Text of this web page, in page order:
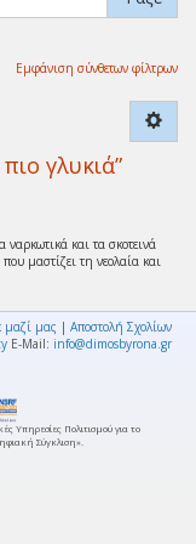
Εμφάνιση σύνθετων φίλτρων
γλυκιά”
ναρκωτικά και τα σκοτεινά
μαστίζει τη νεολαία και
μαζί μας | Αποστολή Σχολίων
E-Mail: info@dimosbyrona.gr
Υπηρεσίες Πολιτισμού για το
Σύγκλιση».